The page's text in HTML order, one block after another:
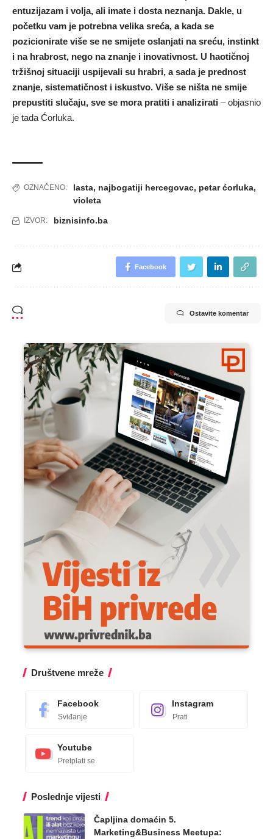
entuzijazam i volja, ali imate i dosta neznanja. Dakle, u
početku vam je potrebna velika sreća, a kada se
pozicionirate više se ne smijete oslanjati na sreću, instinkt
i na hrabrost, nego na znanje i inovativnost. U haotičnoj
tržišnoj situaciji uspijevali su hrabri, a sada je prednost
znanje, sistematičnost i iskustvo. Više se ništa ne smije
prepustiti slučaju, sve se mora pratiti i analizirati – objasnio
je tada Ćorluka.
OZNAČENO: lasta, najbogatiji hercegovac, petar ćorluka,
violeta
IZVOR: biznisinfo.ba
Facebook
Ostavite komentar
Društvene mreže
Facebook
Sviđanje
Instagram
Prati
Youtube
Pretplati se
Poslednje vijesti
Čapljina domaćin 5.
Marketing&Business Meetupa: